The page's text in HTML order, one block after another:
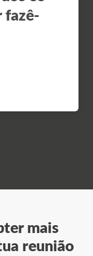
fazê-
mais
reunião